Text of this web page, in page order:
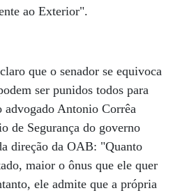
ao Exterior".
que o senador se equivoca
ser punidos todos para
advogado Antonio Corrêa
de Segurança do governo
direção da OAB: "Quanto
maior o ônus que ele quer
ele admite que a própria